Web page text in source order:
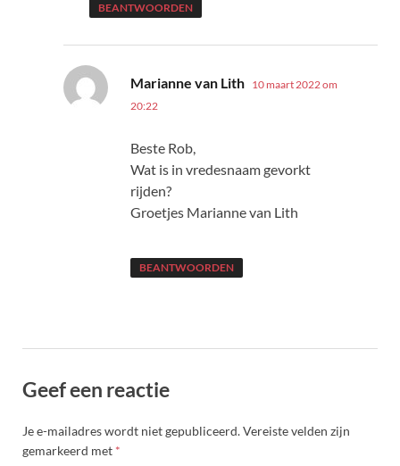
BEANTWOORDEN
Marianne van Lith schreef:
10 maart 2022 om
20:22
Beste Rob,
Wat is in vredesnaam gevorkt
rijden?
Groetjes Marianne van Lith
BEANTWOORDEN
Geef een reactie
Je e-mailadres wordt niet gepubliceerd.Vereiste velden zijn
gemarkeerd met *